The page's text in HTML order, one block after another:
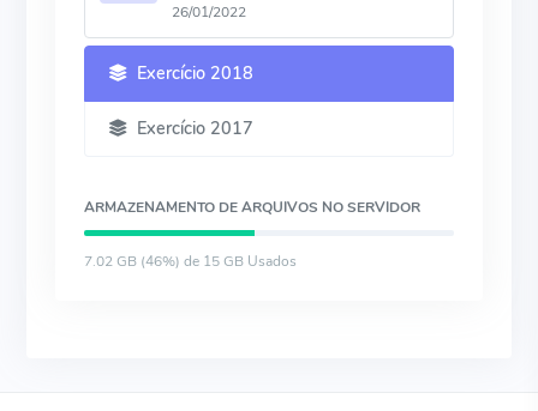
26/01/2022
Exercício 2018
Exercício 2017
ARMAZENAMENTO DE ARQUIVOS NO SERVIDOR
7.02 GB (46%) de 15 GB Usados